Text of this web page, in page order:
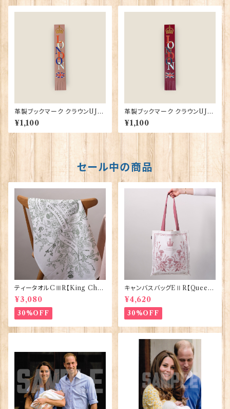
革製ブックマーク クラウンUJ
【ダスティピンク】R.C.Brady 9
0382-DustyPink
¥1,100
革製ブックマーク クラウンUJ
【クラレット】R.C.Brady 9038
2-Claret
¥1,100
セール中の商品
ティータオルCⅢR【King Char
lesⅢ Coronation】Victoria
Eggs 50129
¥3,080
30%OFF
キャンバスバッグEⅡR【Queen
ElizabethⅡ Commemorativ
e】Victoria Eggs 90332
¥4,620
30%OFF